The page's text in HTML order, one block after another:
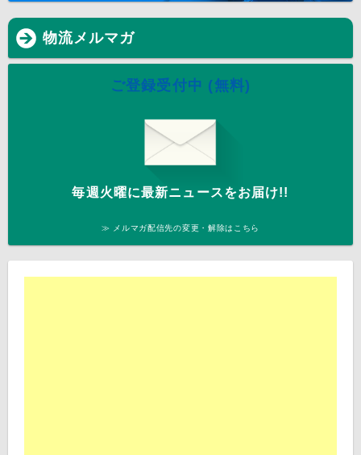
物流メルマガ
ご登録受付中 (無料)
毎週火曜に最新ニュースをお届け!!
≫ メルマガ配信先の変更・解除はこちら